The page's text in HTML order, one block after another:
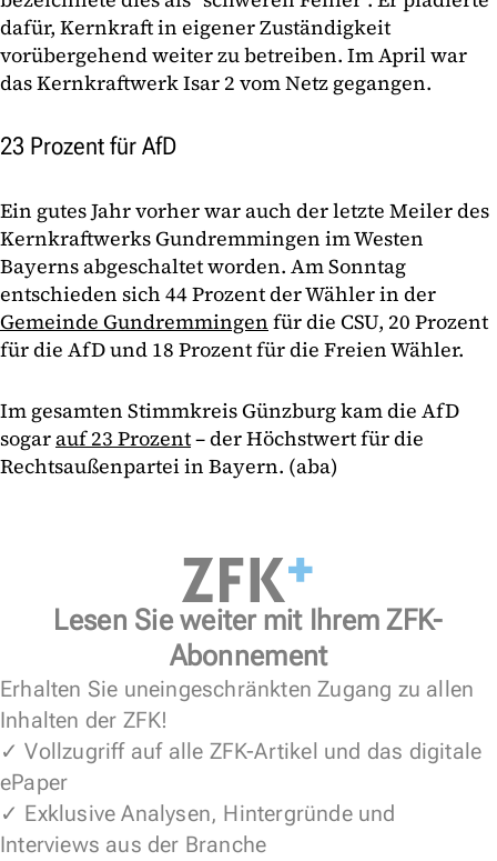
dafür, Kernkraft in eigener Zuständigkeit
vorübergehend weiter zu betreiben. Im April war
das Kernkraftwerk Isar 2 vom Netz gegangen.
23 Prozent für AfD
Ein gutes Jahr vorher war auch der letzte Meiler des
Kernkraftwerks Gundremmingen im Westen
Bayerns abgeschaltet worden. Am Sonntag
entschieden sich 44 Prozent der Wähler in der
Gemeinde Gundremmingen für die CSU, 20 Prozent
für die AfD und 18 Prozent für die Freien Wähler.
Im gesamten Stimmkreis Günzburg kam die AfD
sogarauf 23 Prozent– der Höchstwert für die
Rechtsaußenpartei in Bayern. (aba)
Lesen Sie weiter mit Ihrem ZFK-
Abonnement
Erhalten Sie uneingeschränkten Zugang zu allen
Inhalten der ZFK!
✓ Vollzugriff auf alle ZFK-Artikel und das digitale
ePaper
✓ Exklusive Analysen, Hintergründe und
Interviews aus der Branche